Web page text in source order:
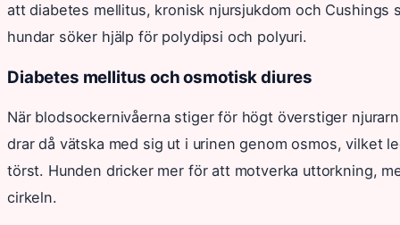
att diabetes mellitus, kronisk njursjukdom och Cushings
hundar söker hjälp för polydipsi och polyuri.
Diabetes mellitus och osmotisk diures
När blodsockernivåerna stiger för högt överstiger
drar då vätska med sig ut i urinen genom osmos, vilket
törst. Hunden dricker mer för att motverka uttorkning,
cirkeln.